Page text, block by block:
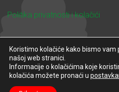
Politika privatnosti i kolačići
Design &
Koristimo kolačiće kako bismo vam
našoj web stranici.
Informacije o kolačićima koje
kolačića možete pronaći u